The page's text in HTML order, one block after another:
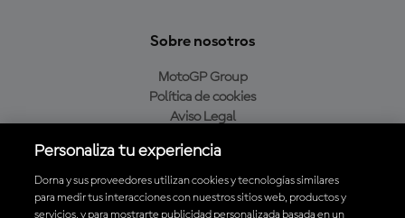
Sobre nosotros
MotoGP Group
Política de cookies
Aviso Legal
Política de compra
Personaliza tu experiencia
Dorna y sus proveedores utilizan cookies y tecnologías similares
para medir tus interacciones con nuestros sitios web, productos y
servicios, y para mostrarte publicidad personalizada basada en un